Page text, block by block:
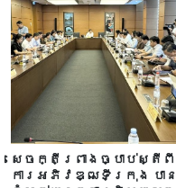
សេចក្តីព្រាងច្បាប់ស្តីពី
ការអភិវឌ្ឍទីក្រុង បាន​